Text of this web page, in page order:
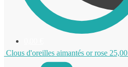
Clous d'oreilles aimantés or rose 25,00